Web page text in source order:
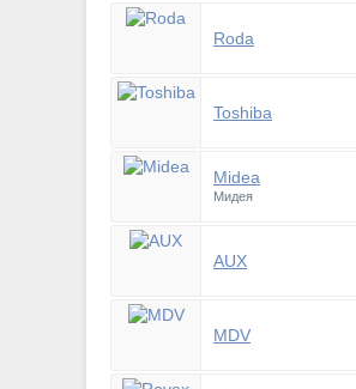
Roda
Toshiba
Midea
Мидея
AUX
MDV